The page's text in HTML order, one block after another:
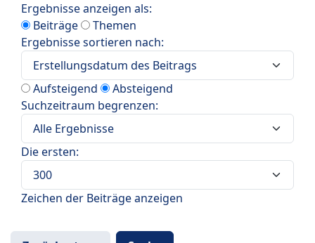
Ergebnisse anzeigen als:
Beiträge
Themen
Ergebnisse sortieren nach:
Aufsteigend
Absteigend
Suchzeitraum begrenzen:
Die ersten:
Zeichen der Beiträge anzeigen